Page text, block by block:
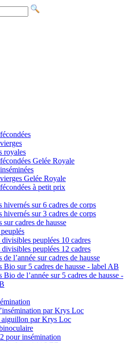
royales
Gelée Royale
Gelée Royale
à petit prix
hivernés sur 6 cadres de corps
hivernés sur 3 cadres de corps
sur cadres de hausse
divisibles peuplées 10 cadres
divisibles peuplées 12 cadres
de l’année sur cadres de hausse
Bio sur 5 cadres de hausse - label AB
Bio de l’année sur 5 cadres de hausse -
par Krys Loc
aiguillon par Krys Loc
pour insémination